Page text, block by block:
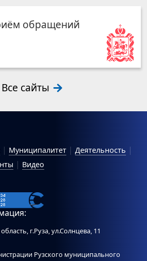
обращений
Все сайты
Муниципалитет
Деятельность
Видео
г.Руза, ул.Солнцева, 11
Рузского муниципального